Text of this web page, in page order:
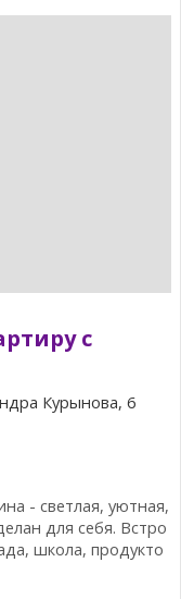
с
Курынова, 6
- светлая, уютная,
для себя. Встро
школа, продукто